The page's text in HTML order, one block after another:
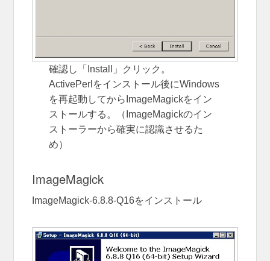
確認し「Install」クリック。
ActivePerlをインストール後にWindows
を再起動してからImageMagickをイン
ストールする。（ImageMagickのイン
ストーラーから確実に認識させるた
め）
ImageMagick
ImageMagick-6.8.8-Q16をインストール